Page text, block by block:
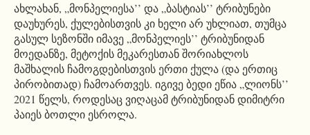
ახლახან, „მონპელიესა’’ და „ბასტიას’’ ტრიბუნები
დაუხურეს, ქულებისთვის კი ხელი არ უხლიათ, თუმცა
გასულ სეზონში იმავე „მონპელიეს’’ ტრიბუნიდან
მოედანზე, მეტოქის მეკარესთან შორიახლოს
მაშხალის ჩამოგდებისთვის ერთი ქულა (და ერთიც
პირობითად) ჩამოართვეს. იგივე ბედი ეწია „ლიონს’’
2021 წელს, როდესაც ვიღაცამ ტრიბუნიდან დიმიტრი
პაიეს ბოთლი ესროლა.